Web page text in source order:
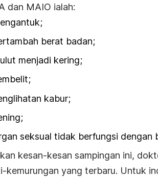
dan MAIO ialah:
berat badan;
menjadi kering;
kabur;
seksual tidak berfungsi dengan
kesan-kesan sampingan ini,
kemurungan yang terbaru. Untuk